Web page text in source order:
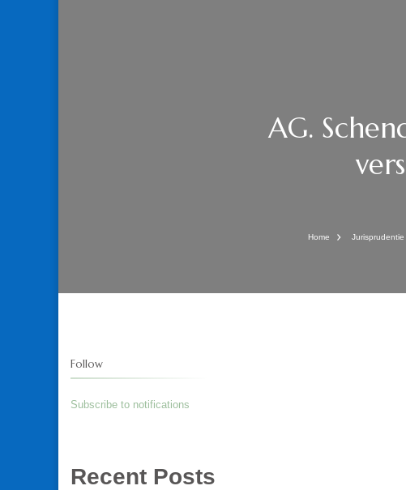
AG.
Home Jurisprudentie
Follow
Subscribe to notifications
Recent Posts